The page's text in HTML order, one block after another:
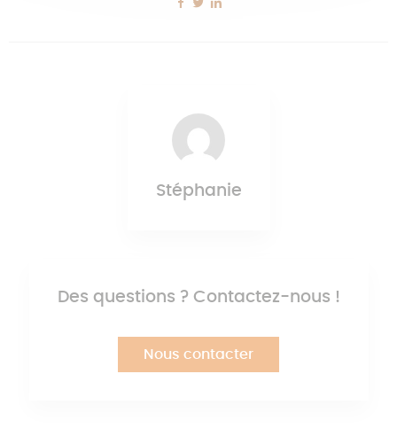
Stéphanie
Des questions ? Contactez-nous !
Nous contacter